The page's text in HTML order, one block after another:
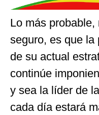
Lo más
seguro, es que la
de su actual
continúe
y sea la líder de
cada día estará